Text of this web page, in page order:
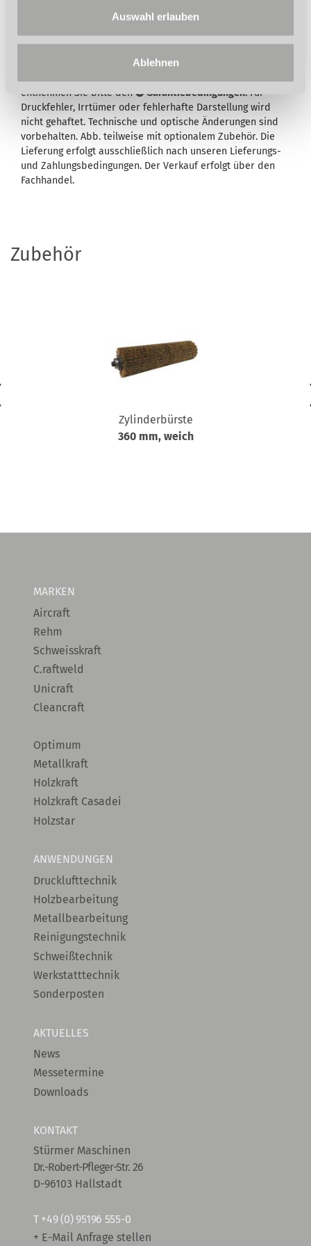
Auswahl erlauben
Ablehnen
Wird in der Artikelbeschreibung und/oder in der
Beschreibung des Lieferumfangs eine Garantie
Mangelhaftungsrechte Ihrem Verkäufer gegenüber hiervon
entnehmen Sie bitte den
Garantiebedingungen. Für
Druckfehler, Irrtümer oder fehlerhafte Darstellung wird
nicht gehaftet. Technische und optische Änderungen sind
vorbehalten. Abb. teilweise mit optionalem Zubehör. Die
Lieferung erfolgt ausschließlich nach unseren Lieferungs-
und Zahlungsbedingungen. Der Verkauf erfolgt über den
Fachhandel.
Zubehör
Zylinderbürste
360 mm, weich
MARKEN
Aircraft
Rehm
Schweisskraft
C.raftweld
Unicraft
Cleancraft
Optimum
Metallkraft
Holzkraft
Holzkraft Casadei
Holzstar
ANWENDUNGEN
Drucklufttechnik
Holzbearbeitung
Metallbearbeitung
Reinigungstechnik
Schweißtechnik
Werkstatttechnik
Sonderposten
AKTUELLES
News
Messetermine
Downloads
KONTAKT
Stürmer Maschinen
Dr.-Robert-Pfleger-Str. 26
D-96103 Hallstadt
T +49 (0) 95196 555-0
+ E-Mail Anfrage stellen